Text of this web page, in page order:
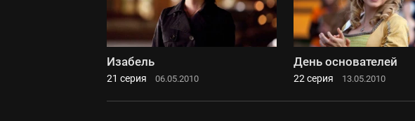
Изабель
21 серия 06.05.2010
День основателей
22 серия 13.05.2010